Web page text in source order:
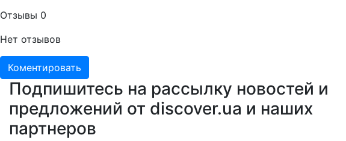
Отзывы 0
Нет отзывов
Коментировать
Подпишитесь на рассылку новостей и
предложений от discover.ua и наших
партнеров